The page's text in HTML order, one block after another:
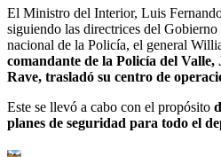
El Ministro del Interior, Luis
siguiendo las directrices del
nacional de la Policía, el general
comandante de la Policía del
Rave, trasladó su centro de
Este se llevó a cabo con el propósito
planes de seguridad para todo el